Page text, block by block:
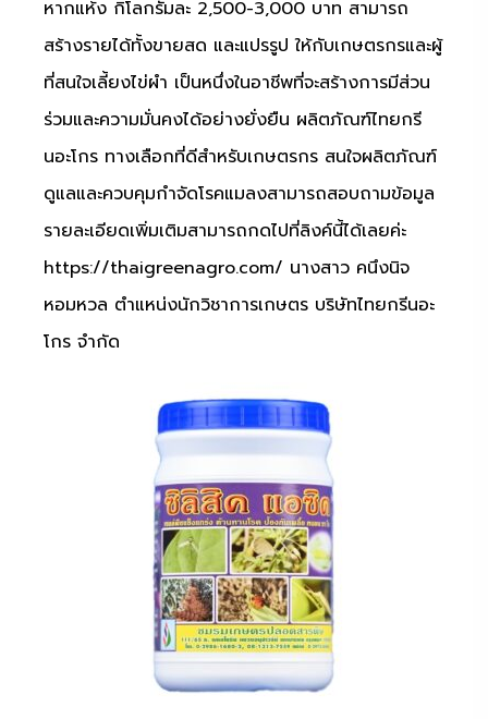
หากแห้ง กิโลกรัมละ 2,500-3,000 บาท สามารถ
สร้างรายได้ทั้งขายสด และแปรรูป ให้กับเกษตรกรและผู้
ที่สนใจเลี้ยงไข่ผำ เป็นหนึ่งในอาชีพที่จะสร้างการมีส่วน
ร่วมและความมั่นคงได้อย่างยั่งยืน ผลิตภัณฑ์ไทยกรี
นอะโกร ทางเลือกที่ดีสำหรับเกษตรกร สนใจผลิตภัณฑ์
ดูแลและควบคุมกำจัดโรคแมลงสามารถสอบถามข้อมูล
รายละเอียดเพิ่มเติมสามารถกดไปที่ลิงค์นี้ได้เลยค่ะ
https://thaigreenagro.com/ นางสาว คนึงนิจ
หอมหวล ตำแหน่งนักวิชาการเกษตร บริษัทไทยกรีนอะ
โกร จำกัด